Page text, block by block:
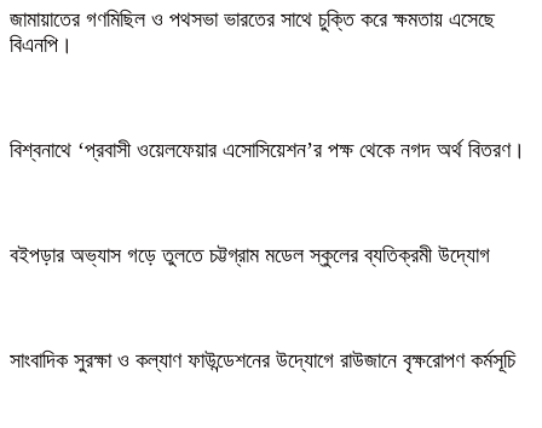
জামায়াতের গণমিছিল ও পথসভা ভারতের সাথে চুক্তি করে ক্ষমতায় এসেছে
বিএনপি।
বিশ্বনাথে ‘প্রবাসী ওয়েলফেয়ার এসোসিয়েশন’র পক্ষ থেকে নগদ অর্থ বিতরণ।
বইপড়ার অভ্যাস গড়ে তুলতে চট্টগ্রাম মডেল স্কুলের ব্যতিক্রমী উদ্যোগ
সাংবাদিক সুরক্ষা ও কল্যাণ ফাউন্ডেশনের উদ্যোগে রাউজানে বৃক্ষরোপণ কর্মসূচি